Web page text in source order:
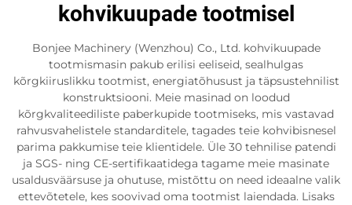
kohvikuupade tootmisel
Bonjee Machinery (Wenzhou) Co., Ltd. kohvikuupade
tootmismasin pakub erilisi eeliseid, sealhulgas
kõrgkiiruslikku tootmist, energiatõhusust ja täpsustehnilist
konstruktsiooni. Meie masinad on loodud
kõrgkvaliteediliste paberkupide tootmiseks, mis vastavad
rahvusvahelistele standarditele, tagades teie kohvibisnesel
parima pakkumise teie klientidele. Üle 30 tehnilise patendi
ja SGS- ning CE-sertifikaatidega tagame meie masinate
usaldusväärsuse ja ohutuse, mistõttu on need ideaalne valik
ettevõtetele, kes soovivad oma tootmist laiendada. Lisaks